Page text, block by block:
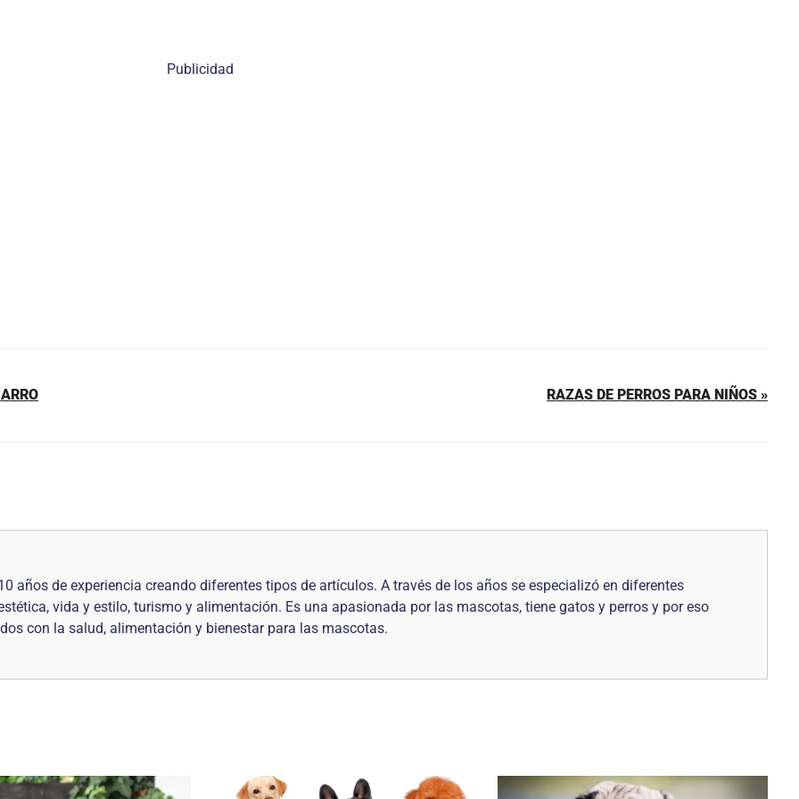
Publicidad
RAZAS DE PERROS PARA NIÑOS »
años de experiencia creando diferentes tipos de artículos. A través de los años se especializó en diferentes
vida y estilo, turismo y alimentación. Es una apasionada por las mascotas, tiene gatos y perros y por eso
con la salud, alimentación y bienestar para las mascotas.